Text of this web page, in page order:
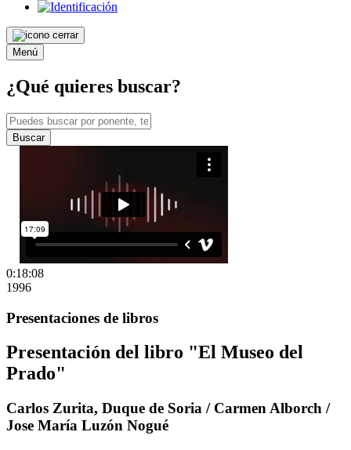
Menú
¿Qué quieres buscar?
Buscar
0:18:08
1996
Presentaciones de libros
Presentación del libro "El Museo del
Prado"
Carlos Zurita, Duque de Soria / Carmen Alborch /
Jose María Luzón Nogué